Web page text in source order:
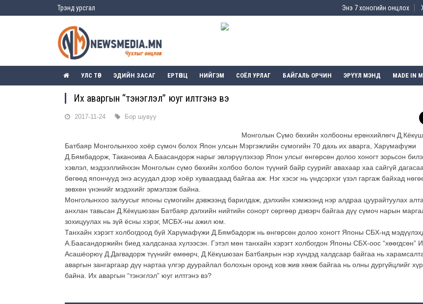
Трэнд урсгал Энэ 7 хоногийн онцлох
УЛС ТӨР ЭДИЙН ЗАСАГ ЕРТӨНЦ НИЙГЭМ СОЁЛ УРЛАГ БАЙГАЛЬ ОРЧИН ЭРҮҮЛ МЭНД MADE IN
Их аваргын “тэнэглэл” юуг илтгэнэ вэ
2017-11-24 Бор шувуу
Монголын Сүмо бөхийн холбооны ерөнхийлөгч
Батбаяр Монголынхоо хоёр сүмоч болох Япон улсын Мэргэжлийн сүмогийн 70 дахь их аварга, Харүмафүжи
Д.Бямбадорж, Таканоива А.Баасандорж нарыг эвлэрүүлэхээр Япон улсыг өнгөрсөн долоо хоногт зорьсон
хэвлэл, мэдээллийнхэн Монголын сүмо бөхийн холбоо болон түүний байр суурийг авахаар хаа сайгүй
бөгөөд япончууд энэ асуудал дээр хоёр хуваагдаад байгаа аж. Нэг хэсэг нь үндсэрхэг үзэл гаргаж байхад
зөвхөн үнэнийг мэдэхийг эрмэлзэж байна.
Монголынхоо залуусыг японы сүмогийн дэвжээнд барилдаж, дэлхийн хэмжээнд нэр алдраа цуурайтуулах
анхлан тавьсан Д.Кёкүшюзан Батбаяр дэлхийн нийтийн сонорт сөргөөр дэвэрч байгаа дүү сүмоч нарын
зохицуулах нь зүй ёсны хэрэг, МСБХ-ны ажил юм.
Танхайн хэрэгт холбогдоод буй Харүмафүжи Д.Бямбадорж нь өнгөрсөн долоо хоногт Японы СБХ-нд
А.Баасандоржийн биед халдсанаа хүлээсэн. Гэтэл мөн танхайн хэрэгт холбогдон Японы СБХ-оос “хөөгдсөн”
Асашёорюү Д.Дагвадорж түүнийг өмөөрч, Д.Кёкүшюзан Батбаярын нэр хүндэд халдсаар байгаа нь
аваргын зангаргаар дүү нартаа үлгэр дуурайлал болохын оронд хов жив хөөж байгаа нь олны дургүйцлийг
байна. Их аваргын “тэнэглэл” юуг илтгэнэ вэ?